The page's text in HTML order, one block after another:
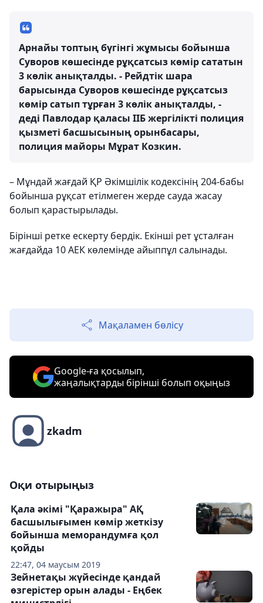
Арнайы топтың бүгінгі жұмысы бойынша
Суворов көшесінде рұқсатсыз көмір сататын
3 көлік анықталды. - Рейдтік шара
барысында Суворов көшесінде рұқсатсыз
көмір сатып тұрған 3 көлік анықталды, -
деді Павлодар қаласы ІІБ жергілікті полиция
қызметі басшысының орынбасары,
полиция майоры Мұрат Козкин.
– Мұндай жағдай ҚР Әкімшілік кодексінің 204-бабы
бойынша рұқсат етілмеген жерде сауда жасау
болып қарастырылады.
Бірінші ретке ескерту бердік. Екінші рет ұсталған
жағдайда 10 АЕК көлемінде айыппұл салынады.
Мақаламен бөлісу
Google-ға қосылып,
жаңалықтарды бірінші болып оқыңыз
zkadm
Оқи отырыңыз
22:47, 04 маусым 2019
Қала әкімі "Қаражыра" АҚ
басшылығымен көмір жеткізу
бойынша меморандумға қол
қойды
Зейнетақы жүйесінде қандай
өзгерістер орын алады - Еңбек